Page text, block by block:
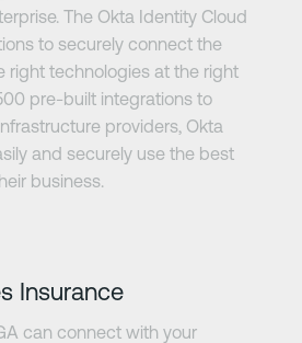
The Okta Identity Cloud
to securely connect the
right technologies at the right
pre-built integrations to
providers, Okta
and securely use the best
business.
Insurance
can connect with your